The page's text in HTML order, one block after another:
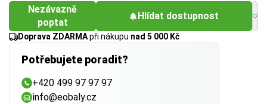
Nezávazně
poptat
Hlídat dostupnost
Doprava ZDARMApři nákupu nad 5 000 Kč
Potřebujete poradit?
+420 499 97 97 97
info@eobaly.cz